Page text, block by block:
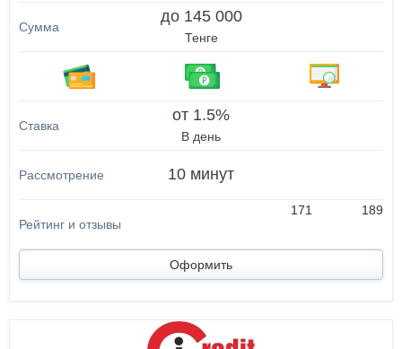
до 145 000
Тенге
от 1.5%
В день
10 минут
171 189
Оформить